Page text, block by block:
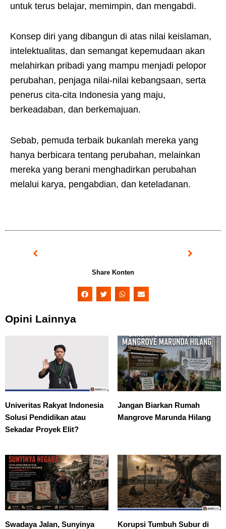
untuk terus belajar, memimpin, dan mengabdi.
Konsep diri yang dibangun di atas nilai keislaman,
intelektualitas, dan semangat kepemudaan akan
melahirkan pribadi yang mampu menjadi pelopor
perubahan, penjaga nilai-nilai kebangsaan, serta
penerus cita-cita Indonesia yang maju,
berkeadaban, dan berkemajuan.
Sebab, pemuda terbaik bukanlah mereka yang
hanya berbicara tentang perubahan, melainkan
mereka yang berani menghadirkan perubahan
melalui karya, pengabdian, dan keteladanan.
Prev Next
Share Konten
Opini Lainnya
Univeritas Rakyat Indonesia
Solusi Pendidikan atau
Sekadar Proyek Elit?
Jangan Biarkan Rumah
Mangrove Marunda Hilang
Swadaya Jalan, Sunyinya
Korupsi Tumbuh Subur di